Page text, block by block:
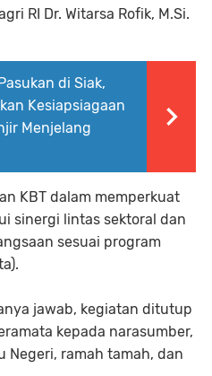
RI Dr. Witarsa Rofik, M.Si.
di Siak,
Kesiapsiagaan
Menjelang
KBT dalam memperkuat
sinergi lintas sektoral dan
sesuai program
jawab, kegiatan ditutup
kepada narasumber,
Negeri, ramah tamah, dan